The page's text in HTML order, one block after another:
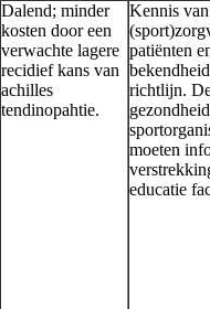
Dalend; minder
kosten door een
verwachte lagere
recidief kans van
achilles
tendinopahtie.
Kennis van
patiënten
richtlijn.
moeten
educatie